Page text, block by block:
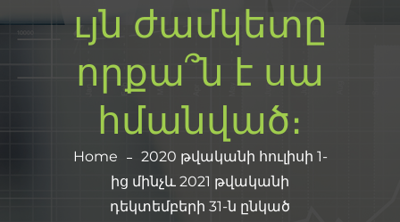
ւյն ժամկետը
որքա՞ն է սա
հմանված։
Home
2020 թվականի հուլիսի 1-
ից մինչև 2021 թվականի
դեկտեմբերի 31-ն ընկած